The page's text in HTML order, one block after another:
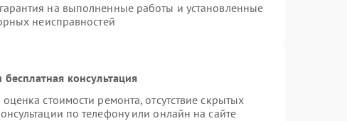
на выполненные работы и установленные
неисправностей
консультация
стоимости ремонта, отсутствие скрытых
по телефону или онлайн на сайте